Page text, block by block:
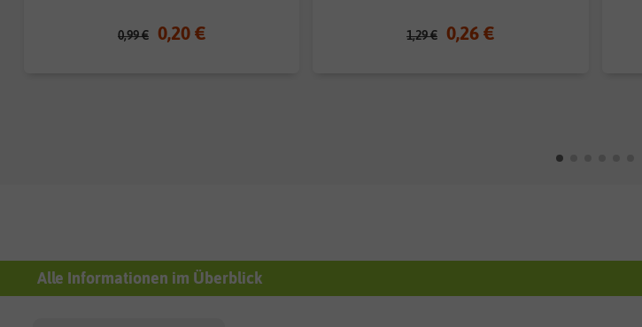
0,99 € 0,20 € 1,29 € 0,26 €
Alle Informationen im Überblick